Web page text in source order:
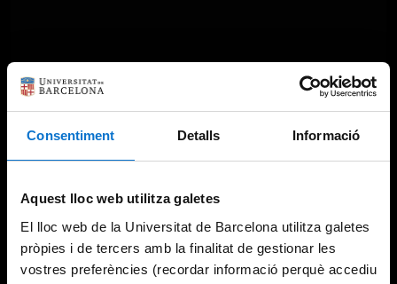
Consentiment Detalls Informació
Aquest lloc web utilitza galetes
El lloc web de la Universitat de Barcelona utilitza galetes
pròpies i de tercers amb la finalitat de gestionar les
vostres preferències (recordar informació perquè accediu